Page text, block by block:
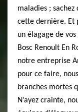
maladies ;
cette dernière. Et
un élagage de
Bosc Renoult En
notre entreprise
pour ce faire,
branches mortes
N’ayez crainte,